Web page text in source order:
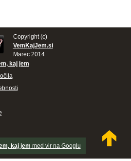
Copyright (c)
VemKajJem.si
Marec 2014
kaj jem
kaj jem med vir na Googlu